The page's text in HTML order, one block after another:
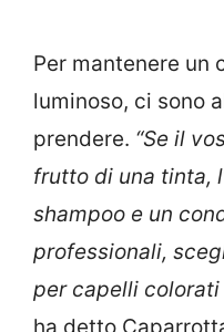
Per mantenere un
luminoso, ci sono
prendere. “Se il
frutto di una tinta,
shampoo e un
professionali,
per capelli